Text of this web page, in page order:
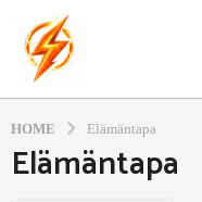
HOME Elämäntapa
Elämäntapa